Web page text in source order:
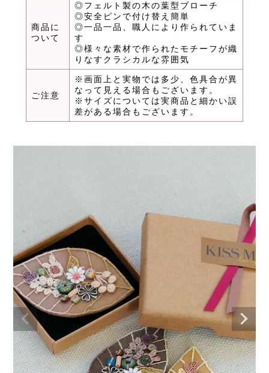
商品に
ついて
◎フェルト製の木の葉型ブローチ
◎安全ピンで付け替え簡単
◎一品一品、職人により作られていま
す
◎様々な素材で作られたモチーフが織
りなすクラシカルな雰囲気
ご注意
※画面上と実物では多少、色具合が異
なって見える場合もございます。
※サイズについては実商品と細かい誤
差がある場合もございます。